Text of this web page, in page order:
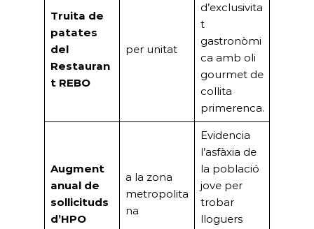
Truita de
patates
del
Restauran
t REBO
per unitat
d’exclusivita
t
gastronòmi
ca amb oli
gourmet de
collita
primerenca.
Augment
anual de
sol·licituds
d’HPO
a la zona
metropolita
na
Evidencia
l’asfàxia de
la població
jove per
trobar
lloguers